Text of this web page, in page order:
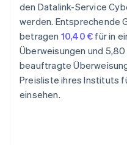
den Datalink-Service
werden. Entsprechende
betragen 10,40 € für in
Überweisungen und
beauftragte
Preisliste ihres Instituts
einsehen.